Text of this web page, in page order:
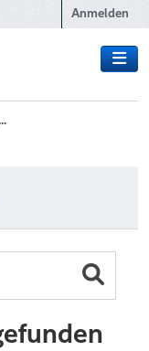
Anmelden